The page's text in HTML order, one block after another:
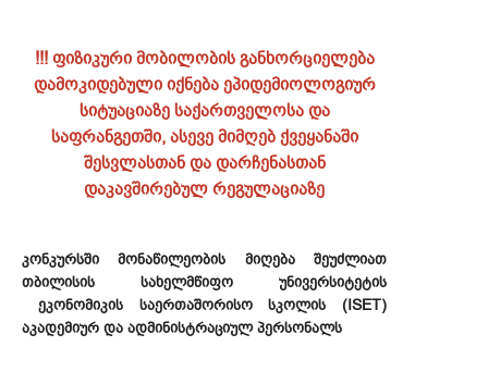
!!! ფიზიკური მობილობის განხორციელება
დამოკიდებული იქნება ეპიდემიოლოგიურ
სიტუაციაზე საქართველოსა და
საფრანგეთში, ასევე მიმღებ ქვეყანაში
შესვლასთან და დარჩენასთან
დაკავშირებულ რეგულაციაზე
კონკურსში მონაწილეობის მიღება შეუძლიათ
თბილისის სახელმწიფო უნივერსიტეტის
ეკონომიკის საერთაშორისო სკოლის (ISET)
აკადემიურ და ადმინისტრაციულ პერსონალს